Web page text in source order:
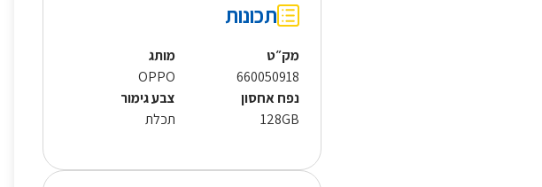
תכונות
מק״ט
660050918
מותג
OPPO
נפח אחסון
128GB
צבע גימור
תכלת